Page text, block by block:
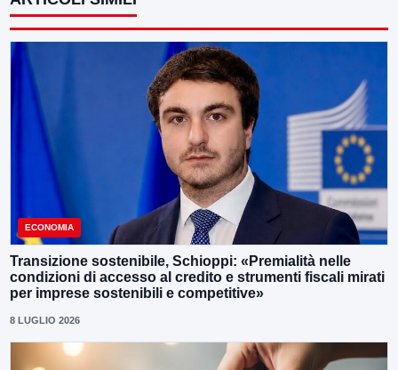
ECONOMIA
Transizione sostenibile, Schioppi: «Premialità nelle
condizioni di accesso al credito e strumenti fiscali mirati
per imprese sostenibili e competitive»
8 LUGLIO 2026